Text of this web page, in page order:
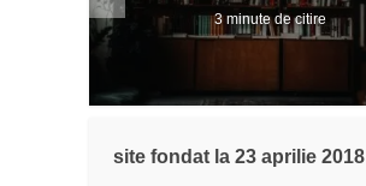
3 minute de citire
site fondat la 23 aprilie 2018